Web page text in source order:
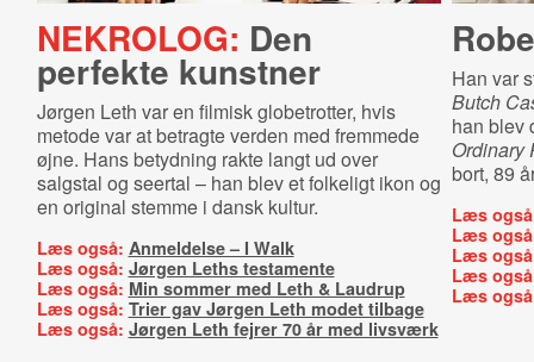
NEKROLOG: Den
perfekte kunstner
Jørgen Leth var en filmisk globetrotter, hvis
metode var at betragte verden med fremmede
øjne. Hans betydning rakte langt ud over
salgstal og seertal – han blev et folkeligt ikon og
en original stemme i dansk kultur.
Læs også: Anmeldelse – I Walk
Læs også: Jørgen Leths testamente
Læs også: Min sommer med Leth & Laudrup
Læs også: Trier gav Jørgen Leth modet tilbage
Læs også: Jørgen Leth fejrer 70 år med livsværk
Han var
Butch
han blev
Ordinary
bort, 89
Læs
Læs
Læs
Læs
Læs